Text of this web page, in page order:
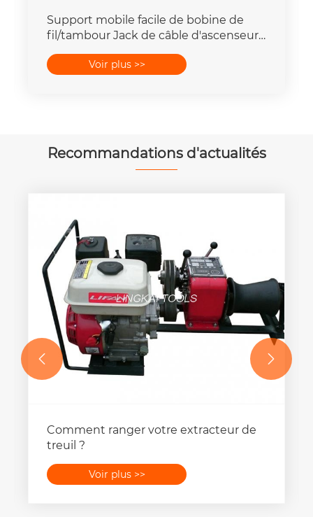
Support mobile facile de bobine de
fil/tambour Jack de câble d'ascenseur
Voir plus >>
Recommandations d'actualités
Comment ranger votre extracteur de
treuil ?
Voir plus >>
 